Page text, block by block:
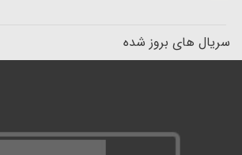
سریال های بروز شده